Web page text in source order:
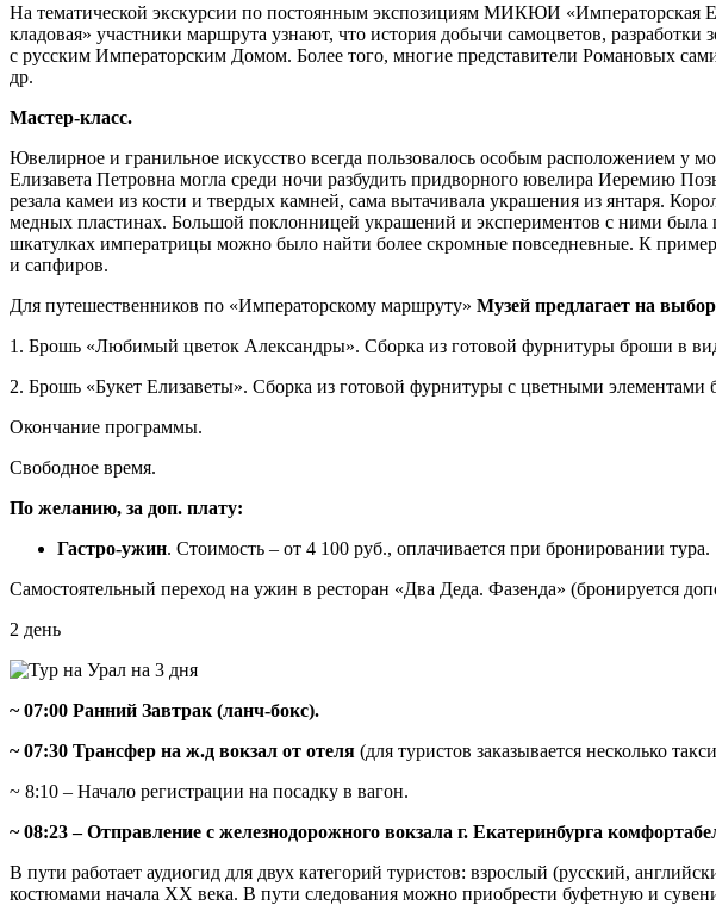
На тематической экскурсии по постоянным экспозициям МИКЮИ «Императорская
кладовая» участники маршрута узнают, что история добычи самоцветов,
с русским Императорским Домом. Более того, многие представители Романовых
др.
Мастер-класс.
Ювелирное и гранильное искусство всегда пользовалось особым расположением у
Елизавета Петровна могла среди ночи разбудить придворного ювелира Иеремию
резала камеи из кости и твердых камней, сама вытачивала украшения из янтаря.
медных пластинах. Большой поклонницей украшений и экспериментов с ними была
шкатулках императрицы можно было найти более скромные повседневные. К
и сапфиров.
Для путешественников по «Императорскому маршруту» Музей предлагает на
1. Брошь «Любимый цветок Александры». Сборка из готовой фурнитуры броши в
2. Брошь «Букет Елизаветы». Сборка из готовой фурнитуры с цветными элементами
Окончание программы.
Свободное время.
По желанию, за доп. плату:
Гастро-ужин. Стоимость – от 4 100 руб., оплачивается при бронировании тура.
Самостоятельный переход на ужин в ресторан «Два Деда. Фазенда» (бронируется
2 день
~ 07:00 Ранний Завтрак (ланч-бокс).
~ 07:30 Трансфер на ж.д вокзал от отеля (для туристов заказывается несколько
~ 8:10 – Начало регистрации на посадку в вагон.
~ 08:23 – Отправление с железнодорожного вокзала г. Екатеринбурга
В пути работает аудиогид для двух категорий туристов: взрослый (русский,
костюмами начала ХХ века. В пути следования можно приобрести буфетную и